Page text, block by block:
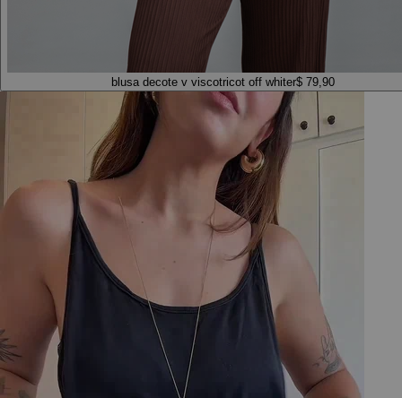
blusa decote v viscotricot off whiter$ 79,90